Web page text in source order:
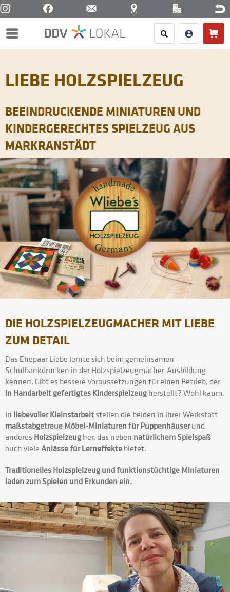
Menü
LIEBE HOLZSPIELZEUG
BEEINDRUCKENDE MINIATUREN UND
KINDERGERECHTES SPIELZEUG AUS
MARKRANSTÄDT
DIE HOLZSPIELZEUGMACHER MIT LIEBE
ZUM DETAIL
Das Ehepaar Liebe lernte sich beim gemeinsamen
Schulbankdrücken in der Holzspielzeugmacher-Ausbildung
kennen. Gibt es bessere Voraussetzungen für einen Betrieb, der
in Handarbeit gefertigtes Kinderspielzeugherstellt? Wohl kaum.
In liebevoller Kleinstarbeitstellen die beiden in ihrer Werkstatt
maßstabgetreue Möbel-Miniaturen für Puppenhäuserund
anderes Holzspielzeugher, das neben natürlichem Spielspaß
auch vieleAnlässe für Lerneffektebietet.
Traditionelles Holzspielzeug und funktionstüchtige Miniaturen
laden zum Spielen und Erkunden ein.